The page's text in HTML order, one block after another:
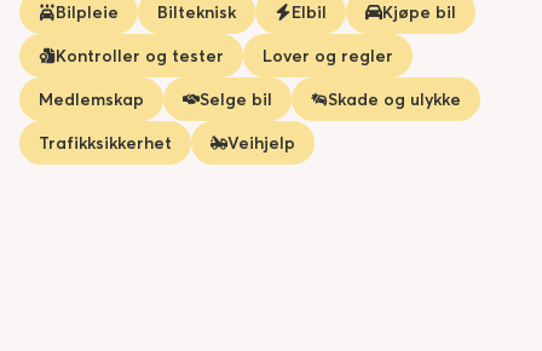
Bilpleie
Bilteknisk Elbil
Kjøpe bil
Kontroller og tester
Lover og regler
Medlemskap
Selge bil
Skade og ulykke
Trafikksikkerhet
Veihjelp